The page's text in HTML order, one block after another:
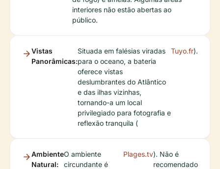
interiores não estão abertas ao
público.
Vistas
Panorâmicas:
Situada em falésias viradas
para o oceano, a bateria
oferece vistas
deslumbrantes do Atlântico
e das ilhas vizinhas,
tornando-a um local
privilegiado para fotografia e
reflexão tranquila (
Tuyo.fr).
Ambiente
Natural:
O ambiente
circundante é
Plages.tv). Não é
recomendado